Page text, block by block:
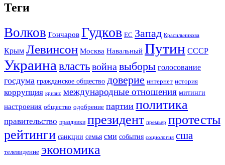
Теги
Волков Гончаров Гудков ЕС Запад Красильникова
Крым Левинсон Москва Навальный Путин СССР
Украина властьвойна выборы голосование
госдума гражданское общество доверие интернет история
коррупция кризис международные отношения митинги
настроения общество одобрение партии политика
правительство праздники президент премьер протесты
рейтинги санкции семья сми события социология сша
телевидение экономика